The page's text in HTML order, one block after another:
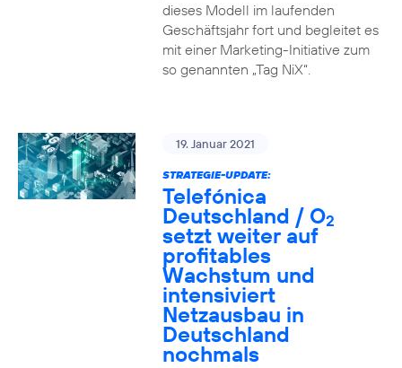
dieses Modell im laufenden
Geschäftsjahr fort und begleitet es
mit einer Marketing-Initiative zum
so genannten „Tag NiX“.
19. Januar 2021
STRATEGIE-UPDATE:
Telefónica
Deutschland / O2
setzt weiter auf
profitables
Wachstum und
intensiviert
Netzausbau in
Deutschland
nochmals